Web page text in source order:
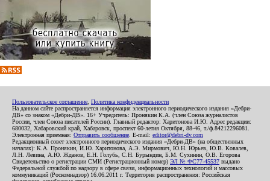
Пользовательское соглашение Политика конфиденциальности
На данном сайте распространяется информация электронного периодического издания «Дебри-
ДВ» со знаком «Дебри-ДВ». 16+ Учредитель: Пронякин К.А. (член Союза журналистов
России, член Союза писателей России). Главный редактор: Харитонова И.Ю. Адрес редакции:
680032, Хабаровский край, Хабаровск, проспект 60-летия Октября, 88-46, т./ф.84212296081.
Электронная приемная: Отправить сообщение . E-mail: editor@debri-dv.com
Редакционный совет электронного периодического издания «Дебри-ДВ» (на общественных
началах): К.А. Пронякин, И.Ю. Харитонова, А.Э. Мирмович, Ю.Н. Юрьев, Ю.В. Ковалев,
Л.Н. Левина, А.Ю. Жданов, Е.Н. Голубь, С.Н. Бурындин, Б.М. Сухинин, О.В. Егорова
Свидетельство о регистрации СМИ (Регистрационный номер) ЭЛ № ФС77-45537 выдано
Федеральной службой по надзору в сфере связи, информационных технологий и массовых
коммуникаций (Роскомнадзор) 16.06.2011 г. Территория распространения: Российская